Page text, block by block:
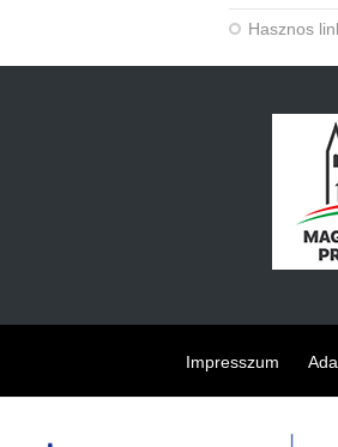
Hasznos
Impresszum